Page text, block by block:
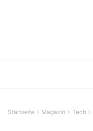
Startseite Magazin Tech